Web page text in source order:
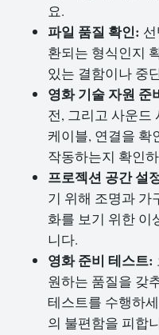
요.
파일 품질 확인:
환되는 형식인지
있는 결함이나 중
영화 기술 자원 준
전, 그리고 사운드
케이블, 연결을 확
작동하는지 확인
프로젝션 공간 설
기 위해 조명과 가
화를 보기 위한 이
니다.
영화 준비 테스트:
원하는 품질을 갖
테스트를 수행하
의 불편함을 피합